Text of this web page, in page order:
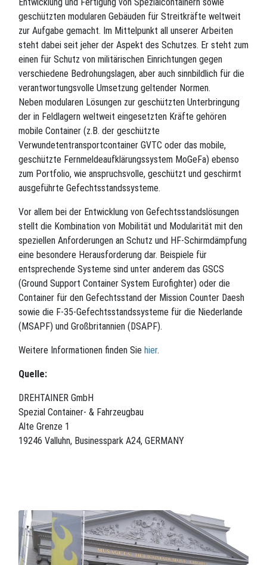
Entwicklung und Fertigung von Spezialcontainern sowie
geschützten modularen Gebäuden für Streitkräfte weltweit
zur Aufgabe gemacht. Im Mittelpunkt all unserer Arbeiten
steht dabei seit jeher der Aspekt des Schutzes. Er steht zum
einen für Schutz von militärischen Einrichtungen gegen
verschiedene Bedrohungslagen, aber auch sinnbildlich für die
verantwortungsvolle Umsetzung geltender Normen.
Neben modularen Lösungen zur geschützten Unterbringung
der in Feldlagern weltweit eingesetzten Kräfte gehören
mobile Container (z.B. der geschützte
Verwundetentransportcontainer GVTC oder das mobile,
geschützte Fernmeldeaufklärungssystem MoGeFa) ebenso
zum Portfolio, wie anspruchsvolle, geschützt und geschirmt
ausgeführte Gefechtsstandssysteme.
Vor allem bei der Entwicklung von Gefechtsstandslösungen
stellt die Kombination von Mobilität und Modularität mit den
speziellen Anforderungen an Schutz und HF-Schirmdämpfung
eine besondere Herausforderung dar. Beispiele für
entsprechende Systeme sind unter anderem das GSCS
(Ground Support Container System Eurofighter) oder die
Container für den Gefechtsstand der Mission Counter Daesh
sowie die F-35-Gefechtsstandssysteme für die Niederlande
(MSAPF) und Großbritannien (DSAPF).
Weitere Informationen finden Sie hier.
Quelle:
DREHTAINER GmbH
Spezial Container- & Fahrzeugbau
Alte Grenze 1
19246 Valluhn, Businesspark A24, GERMANY